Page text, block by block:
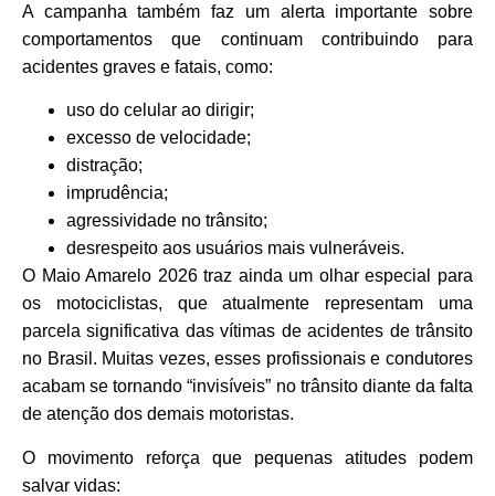
A campanha também faz um alerta importante sobre
comportamentos que continuam contribuindo para
acidentes graves e fatais, como:
uso do celular ao dirigir;
excesso de velocidade;
distração;
imprudência;
agressividade no trânsito;
desrespeito aos usuários mais vulneráveis.
O Maio Amarelo 2026 traz ainda um olhar especial para
os motociclistas, que atualmente representam uma
parcela significativa das vítimas de acidentes de trânsito
no Brasil. Muitas vezes, esses profissionais e condutores
acabam se tornando “invisíveis” no trânsito diante da falta
de atenção dos demais motoristas.
O movimento reforça que pequenas atitudes podem
salvar vidas: